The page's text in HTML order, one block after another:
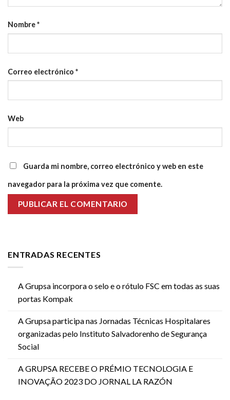
ENTRADAS RECENTES
A Grupsa incorpora o selo e o rótulo FSC em todas as suas
portas Kompak
A Grupsa participa nas Jornadas Técnicas Hospitalares
organizadas pelo Instituto Salvadorenho de Segurança
Social
A GRUPSA RECEBE O PRÉMIO TECNOLOGIA E
INOVAÇÃO 2023 DO JORNAL LA RAZÓN
Nombre*
Correo electrónico *
Web
Guarda mi nombre, correo electrónico y web en este
navegador para la próxima vez que comente.